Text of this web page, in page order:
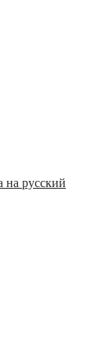
на русский